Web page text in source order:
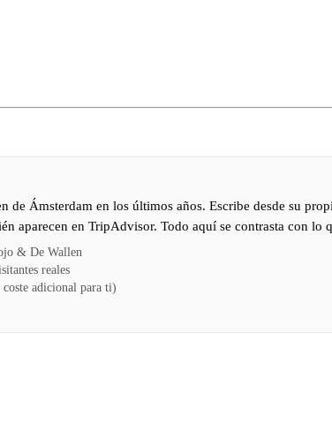
Ámsterdam en los últimos años. Escribe desde su
aparecen en TripAdvisor. Todo aquí se contrasta con lo
& De Wallen
reales
coste adicional para ti)